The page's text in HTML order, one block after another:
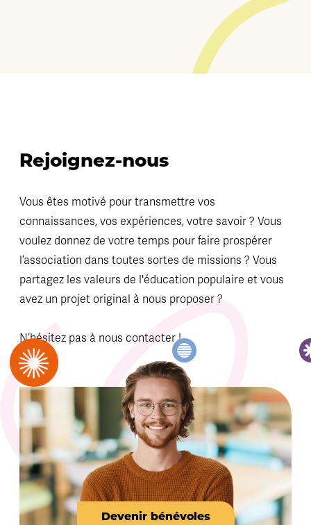
Rejoignez-nous
Vous êtes motivé pour transmettre vos
connaissances, vos expériences, votre savoir ? Vous
voulez donnez de votre temps pour faire prospérer
l’association dans toutes sortes de missions ? Vous
partagez les valeurs de l'éducation populaire et vous
avez un projet original à nous proposer ?
N’hésitez pas à nous contacter !
Devenir bénévoles